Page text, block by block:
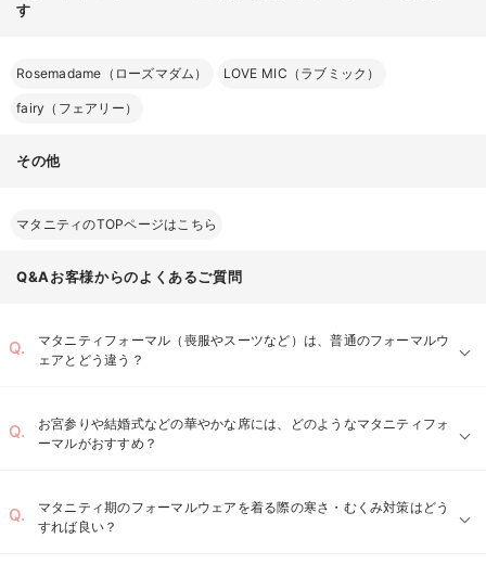
す
Rosemadame（ローズマダム） LOVE MIC（ラブミック）
fairy（フェアリー）
その他
マタニティのTOPページはこちら
Q&Aお客様からのよくあるご質問
マタニティフォーマル（喪服やスーツなど）は、普通のフォーマルウ
ェアとどう違う？
動きやすいボトムス：
お宮参りや結婚式などの華やかな席には、どのようなマタニティフォ
ーマルがおすすめ？
マタニティ期のフォーマルウェアを着る際の寒さ・むくみ対策はどう
すれば良い？